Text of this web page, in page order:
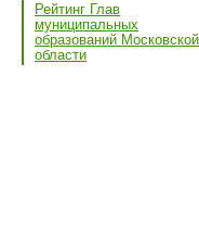
Рейтинг Глав
муниципальных
образований Московской
области